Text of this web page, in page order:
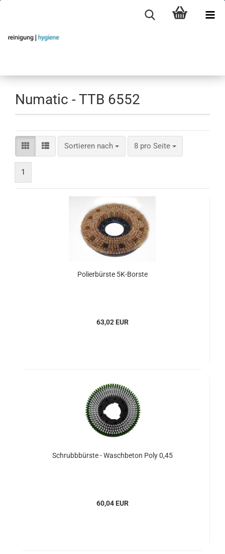
Numatic - TTB 6552
Sortieren nach
Sortieren nach 8 pro Seite
pro Seite
1
Polierbürste 5K-Borste
63,02 EUR
Schrubbbürste - Waschbeton Poly 0,45
60,04 EUR